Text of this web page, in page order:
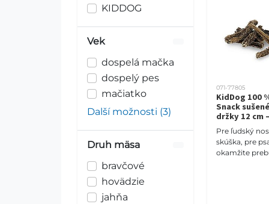
KIDDOG
Vek
dospelá mačka
dospelý pes
mačiatko
Další možnosti (3)
Druh mäsa
bravčové
hovädzie
jahňa
071-77805
KidDog 100
Snack
držky 12 cm
Pre ľudský
skúška, pre
okamžite